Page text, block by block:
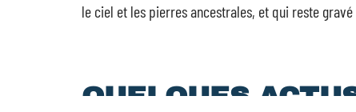
le ciel et les pierres ancestrales, et qui reste
QUELQUES